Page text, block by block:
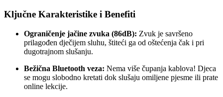
Ključne Karakteristike i Benefiti
Ograničenje jačine zvuka (86dB): Zvuk je savršeno
prilagođen dječijem sluhu, štiteći ga od oštećenja čak i pri
dugotrajnom slušanju.
Bežična Bluetooth veza: Nema više čupanja kablova! Djeca
se mogu slobodno kretati dok slušaju omiljene pjesme ili prate
online lekcije.